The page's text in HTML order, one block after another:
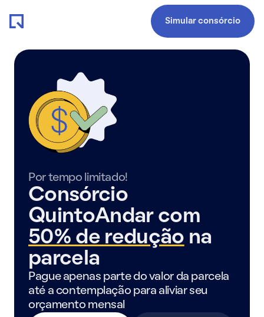
Simular consórcio
Por tempo limitado!
Consórcio
QuintoAndar com
50% de redução na
parcela
Pague apenas parte do valor da parcela
até a contemplação para aliviar seu
orçamento mensal